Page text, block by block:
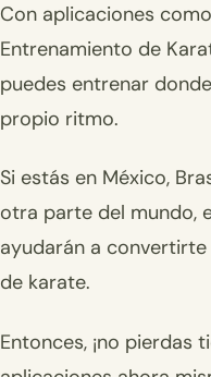
Con aplicaciones
Entrenamiento de
puedes entrenar
propio ritmo.
Si estás en México,
otra parte del mundo,
ayudarán a
de karate.
Entonces, ¡no pierdas